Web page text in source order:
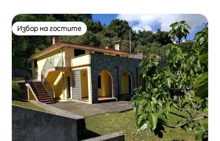
Избор на гостите
Избор на гостите